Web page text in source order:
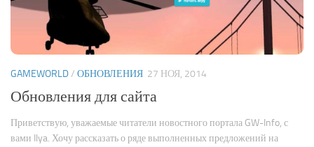
GAMEWORLD/ ОБНОВЛЕНИЯ 27 НОЯ, 2014
Обновления для сайта
Приветствую, уважаемые читатели новостного портала GW-Info, с
вами Ilya. Хочу рассказать о ряде выполненных предложений на